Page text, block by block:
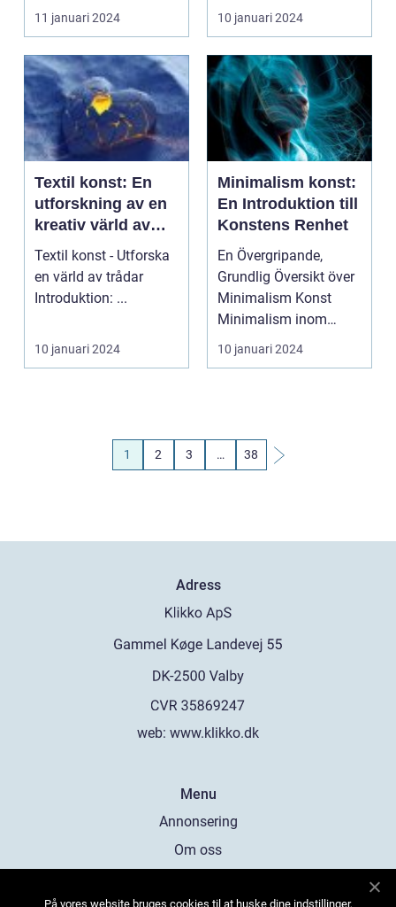
11 januari 2024
historia som strä...
10 januari 2024
Textil konst: En
utforskning av en
kreativ värld av
trådar
Textil konst - Utforska
en värld av trådar
Introduktion: ...
10 januari 2024
Minimalism konst:
En Introduktion till
Konstens Renhet
En Övergripande,
Grundlig Översikt över
Minimalism Konst
Minimalism inom
konstvärlden är en
rörelse...
10 januari 2024
1 2 3 … 38
Adress
web: www.klikko.dk
Menu
Annonsering
Om oss
På vores website bruges cookies til at huske dine indstillinger,